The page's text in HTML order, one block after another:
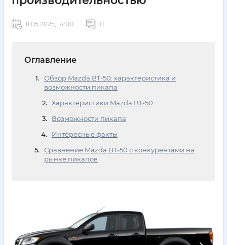
11 05 2025, 14:00 0
Оглавление
Обзор Mazda BT-50: характеристика и
возможности пикапа
Характеристики Mazda BT-50
Возможности пикапа
Интересные факты
Сравнение Mazda BT-50 с конкурентами на
рынке пикапов